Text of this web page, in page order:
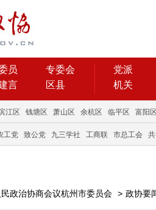
员
专委会
言 区县
党派
机关
江区 钱塘区 萧山区 余杭区 临平区 富阳
工党 致公党 九三学社 工商联 市总工会
政治协商会议杭州市委员会 > 政协要